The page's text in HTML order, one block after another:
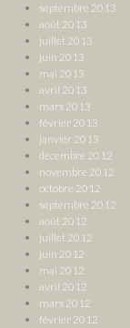
septembre 2013
août 2013
juillet 2013
juin 2013
mai 2013
avril 2013
mars 2013
février 2013
janvier 2013
décembre 2012
novembre 2012
octobre 2012
septembre 2012
août 2012
juillet 2012
juin 2012
mai 2012
avril 2012
mars 2012
février 2012